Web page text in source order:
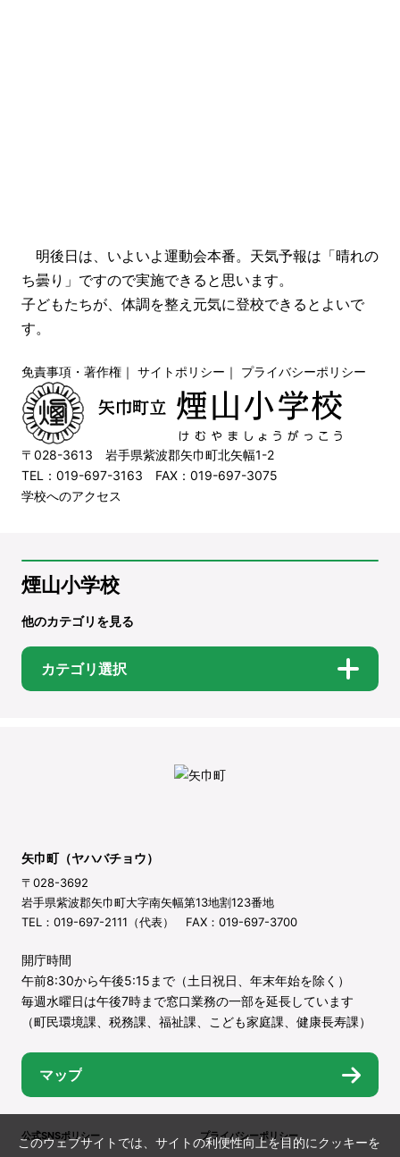
明後日は、いよいよ運動会本番。天気予報は「晴れの
ち曇り」ですので実施できると思います。
子どもたちが、体調を整え元気に登校できるとよいで
す。
免責事項・著作権 ｜ サイトポリシー ｜ プライバシーポリシー
〒028-3613 岩手県紫波郡矢巾町北矢幅1-2
TEL：019-697-3163 FAX：019-697-3075
学校へのアクセス
煙山小学校
他のカテゴリを見る
カテゴリ選択
矢巾町（ヤハバチョウ）
〒028-3692
岩手県紫波郡矢巾町大字南矢幅第13地割123番地
TEL：019-697-2111（代表） FAX：019-697-3700
開庁時間
午前8:30から午後5:15まで（土日祝日、年末年始を除く）
毎週水曜日は午後7時まで窓口業務の一部を延長しています
（町民環境課、税務課、福祉課、こども家庭課、健康長寿課）
マップ
公式SNSポリシー プライバシーポリシー
このウェブサイトでは、サイトの利便性向上を目的にクッキーを